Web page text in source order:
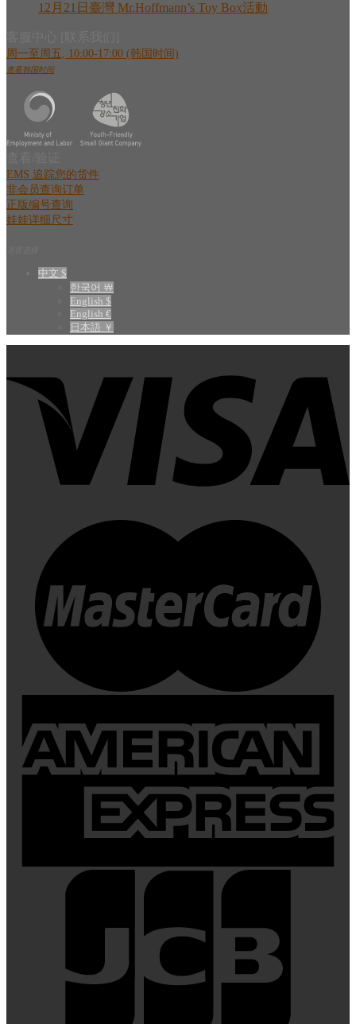
12月21日臺灣 Mr.Hoffmann’s Toy Box活動
周一至周五, 10:00-17:00 (韩国时间)
查看韩国时间
EMS 追踪您的货件
非会员查询订单
正版编号查询
娃娃详细尺寸
中文 $
한국어 ￦
English $
English €
日本語 ￥